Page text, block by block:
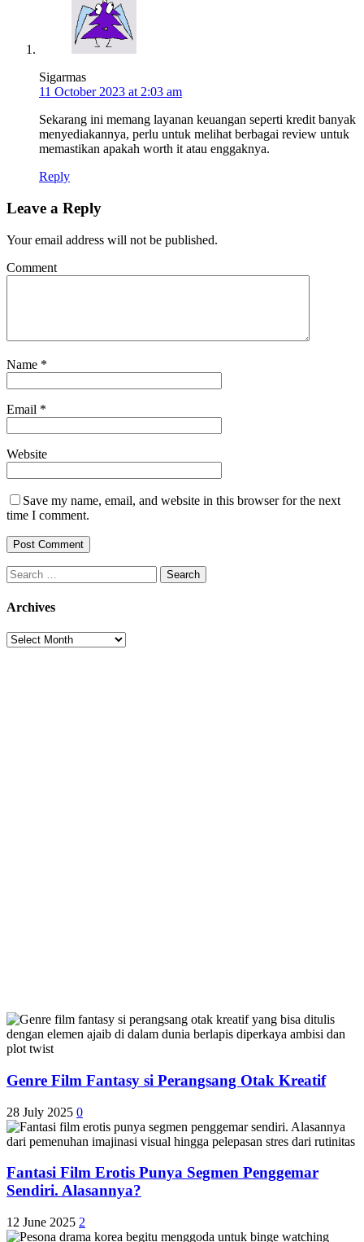
Sigarmas
11 October 2023 at 2:03 am
Sekarang ini memang layanan keuangan seperti kredit banyak
menyediakannya, perlu untuk melihat berbagai review untuk
memastikan apakah worth it atau enggaknya.
Reply
Leave a Reply
Your email address will not be published.
Comment
Name *
Email *
Website
Save my name, email, and website in this browser for the next
time I comment.
Search
for:
Archives
Archives
Genre Film Fantasy si Perangsang Otak Kreatif
28 July 2025 0
Fantasi Film Erotis Punya Segmen Penggemar
Sendiri. Alasannya?
12 June 2025 2